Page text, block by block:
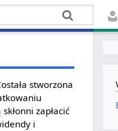
stworzona
zapłacić
i